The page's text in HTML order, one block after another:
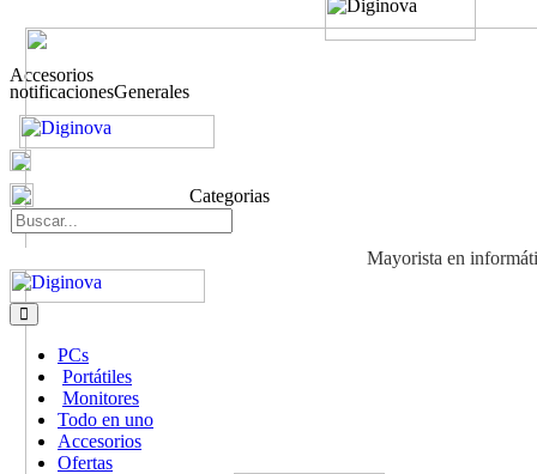
Accesorios
notificacionesGenerales
Categorias
Mayorista en
PCs
Portátiles
Monitores
Todo en uno
Accesorios
Ofertas